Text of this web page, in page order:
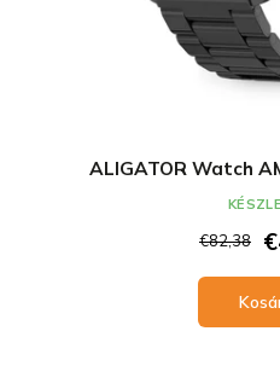
ALIGATOR Watch
€82,38